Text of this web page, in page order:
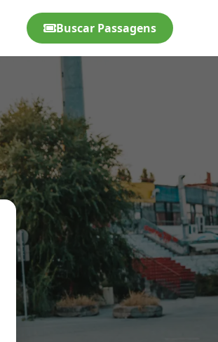
Buscar Passagens